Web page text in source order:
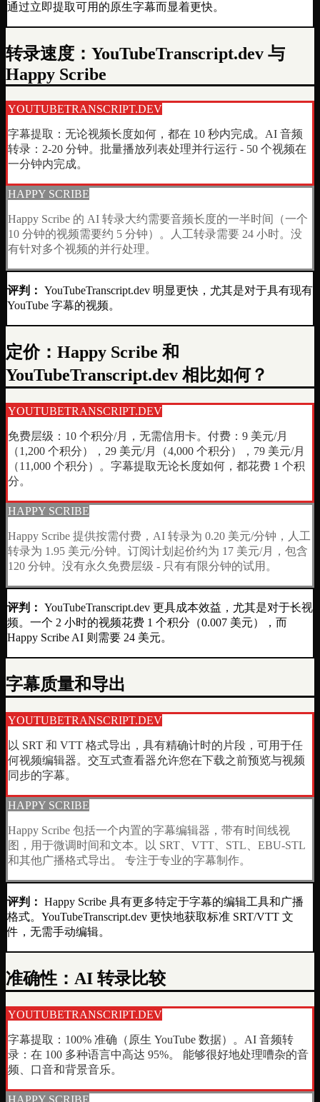
通过立即提取可用的原生字幕而显着更快。
转录速度：YouTubeTranscript.dev 与
Happy Scribe
YOUTUBETRANSCRIPT.DEV
字幕提取：无论视频长度如何，都在 10 秒内完成。AI 音频
转录：2-20 分钟。批量播放列表处理并行运行 - 50 个视频在
一分钟内完成。
HAPPY SCRIBE
Happy Scribe 的 AI 转录大约需要音频长度的一半时间（一个
10 分钟的视频需要约 5 分钟）。人工转录需要 24 小时。没
有针对多个视频的并行处理。
评判： YouTubeTranscript.dev 明显更快，尤其是对于具有现有
YouTube 字幕的视频。
定价：Happy Scribe 和
YouTubeTranscript.dev 相比如何？
YOUTUBETRANSCRIPT.DEV
免费层级：10 个积分/月，无需信用卡。付费：9 美元/月
（1,200 个积分），29 美元/月（4,000 个积分），79 美元/月
（11,000 个积分）。字幕提取无论长度如何，都花费 1 个积
分。
HAPPY SCRIBE
Happy Scribe 提供按需付费，AI 转录为 0.20 美元/分钟，人工
转录为 1.95 美元/分钟。订阅计划起价约为 17 美元/月，包含
120 分钟。没有永久免费层级 - 只有有限分钟的试用。
评判： YouTubeTranscript.dev 更具成本效益，尤其是对于长视
频。一个 2 小时的视频花费 1 个积分（0.007 美元），而
Happy Scribe AI 则需要 24 美元。
字幕质量和导出
YOUTUBETRANSCRIPT.DEV
以 SRT 和 VTT 格式导出，具有精确计时的片段，可用于任
何视频编辑器。交互式查看器允许您在下载之前预览与视频
同步的字幕。
HAPPY SCRIBE
Happy Scribe 包括一个内置的字幕编辑器，带有时间线视
图，用于微调时间和文本。以 SRT、VTT、STL、EBU-STL
和其他广播格式导出。 专注于专业的字幕制作。
评判： Happy Scribe 具有更多特定于字幕的编辑工具和广播
格式。YouTubeTranscript.dev 更快地获取标准 SRT/VTT 文
件，无需手动编辑。
准确性：AI 转录比较
YOUTUBETRANSCRIPT.DEV
字幕提取：100% 准确（原生 YouTube 数据）。AI 音频转
录：在 100 多种语言中高达 95%。 能够很好地处理嘈杂的音
频、口音和背景音乐。
HAPPY SCRIBE